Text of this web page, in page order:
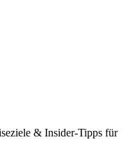
& Insider-Tipps für